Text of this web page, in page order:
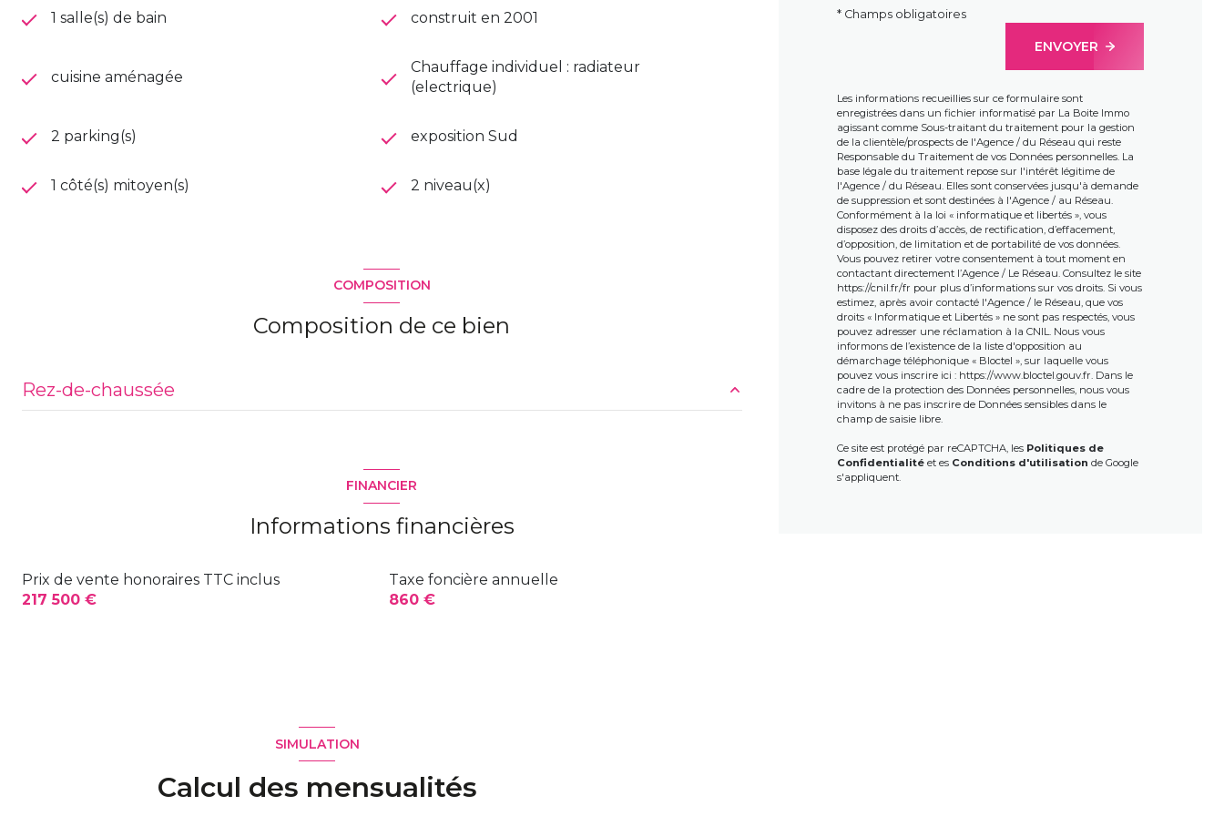
1 salle(s) de bain construit en 2001
cuisine aménagée
Chauffage individuel : radiateur
(electrique)
2 parking(s) exposition Sud
1 côté(s) mitoyen(s) 2 niveau(x)
COMPOSITION
Composition de ce bien
Rez-de-chaussée
FINANCIER
Informations financières
Prix de vente honoraires TTC inclus
217 500 €
Taxe foncière annuelle
860 €
* Champs obligatoires
ENVOYER
Les informations recueillies sur ce formulaire sont
enregistrées dans un fichier informatisé par La Boite Immo
agissant comme Sous-traitant du traitement pour la gestion
de la clientèle/prospects de l'Agence / du Réseau qui reste
Responsable du Traitement de vos Données personnelles. La
base légale du traitement repose sur l'intérêt légitime de
l'Agence / du Réseau. Elles sont conservées jusqu'à demande
de suppression et sont destinées à l'Agence / au Réseau.
Conformément à la loi « informatique et libertés », vous
disposez des droits d’accès, de rectification, d’effacement,
d’opposition, de limitation et de portabilité de vos données.
Vous pouvez retirer votre consentement à tout moment en
contactant directement l’Agence / Le Réseau. Consultez le site
https://cnil.fr/fr pour plus d’informations sur vos droits. Si vous
estimez, après avoir contacté l'Agence / le Réseau, que vos
droits « Informatique et Libertés » ne sont pas respectés, vous
pouvez adresser une réclamation à la CNIL. Nous vous
informons de l’existence de la liste d'opposition au
démarchage téléphonique « Bloctel », sur laquelle vous
pouvez vous inscrire ici : https://www.bloctel.gouv.fr. Dans le
cadre de la protection des Données personnelles, nous vous
invitons à ne pas inscrire de Données sensibles dans le
champ de saisie libre.
Ce site est protégé par reCAPTCHA, les Politiques de
Confidentialitéet es Conditions d'utilisation de Google
s'appliquent.
SIMULATION
Calcul des mensualités